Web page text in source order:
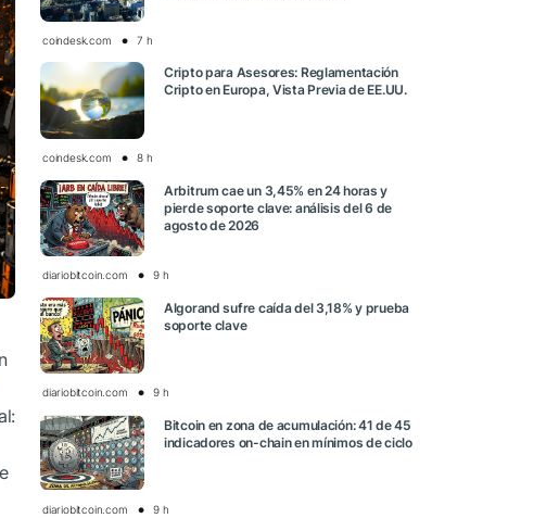
coindesk.com 7 h
Cripto para Asesores: Reglamentación
Cripto en Europa, Vista Previa de EE.UU.
coindesk.com 8 h
Arbitrum cae un 3,45% en 24 horas y
pierde soporte clave: análisis del 6 de
agosto de 2026
diariobitcoin.com 9 h
Algorand sufre caída del 3,18% y prueba
soporte clave
diariobitcoin.com 9 h
Bitcoin en zona de acumulación: 41 de 45
indicadores on-chain en mínimos de ciclo
diariobitcoin.com 9 h